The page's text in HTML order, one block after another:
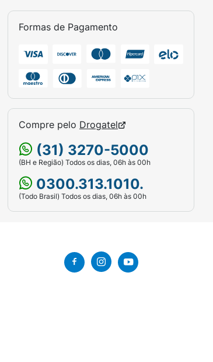
Seda Boom? O Creme
resultado na finalização.
seus cachos definidos e
super hidratação para seus
mesma fragrância já amada
que deseja, afinal, seja
definidos, siga a dica de
de pentear Seda Boom
creme na raiz!); amasse as
Boom: Shampoo,
testa seus produtos em
Pentear Seda Boom
Formas de Pagamento
Compre pelo Drogatel
(31) 3270-5000
(BH e Região) Todos os dias, 06h às 00h
0300.313.1010.
(Todo Brasil) Todos os dias, 06h às 00h